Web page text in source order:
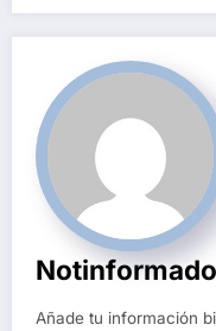
Añade tu información